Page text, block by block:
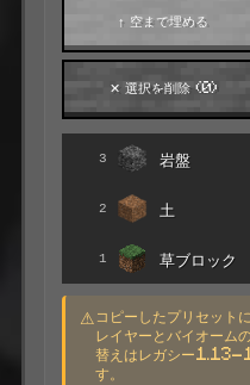
↑ 空まで埋める
✕ 選択を削除 (0)
3 岩盤
2 土
1 草ブロック
⚠ コピーしたプリセッ
レイヤーとバイオーム
替えはレガシー1.13-
す。